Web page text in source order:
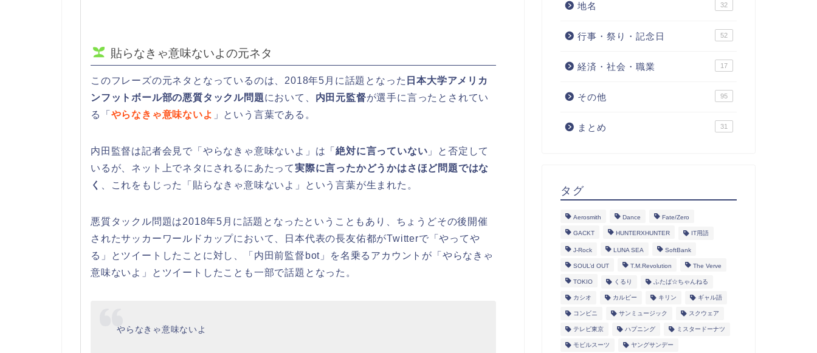
貼らなきゃ意味ないよの元ネタ
このフレーズの元ネタとなっているのは、2018年5月に話題となった 日本大学アメリカ
ンフットボール部の悪質タックル問題において、 内田元監督が選手に言ったとされてい
る「 やらなきゃ意味ないよ 」という言葉である。
内田監督は記者会見で「やらなきゃ意味ないよ」は「絶対に言っていない 」と否定して
いるが、ネット上でネタにされるにあたって実際に言ったかどうかはさほど問題ではな
く
、これをもじった「貼らなきゃ意味ないよ」という言葉が生まれた。
悪質タックル問題は2018年5月に話題となったということもあり、ちょうどその後開催
されたサッカーワールドカップにおいて、日本代表の長友佑都がTwitterで「やってや
る」とツイートしたことに対し、「内田前監督bot」を名乗るアカウントが「やらなきゃ
意味ないよ」とツイートしたことも一部で話題となった。
やらなきゃ意味ないよ
地名 32
行事・祭り・記念日 52
経済・社会・職業 17
その他 95
まとめ 31
タグ
Aerosmith Dance Fate/Zero
GACKT HUNTERXHUNTER IT用語
J-Rock LUNA SEA SoftBank
SOUL’d OUT T.M.Revolution The Verve
TOKIO くるり ふたば☆ちゃんねる
カシオ カルビー キリン ギャル語
コンビニ サンミュージック スクウェア
テレビ東京 ハプニング ミスタードーナツ
モビルスーツ ヤングサンデー